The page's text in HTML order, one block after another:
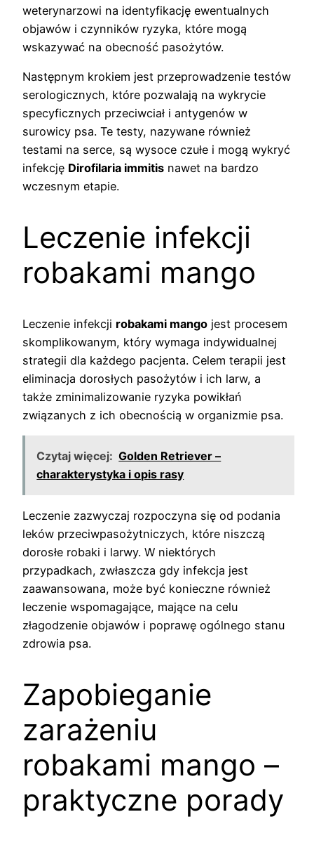
weterynarzowi na identyfikację ewentualnych
objawów i czynników ryzyka, które mogą
wskazywać na obecność pasożytów.
Następnym krokiem jest przeprowadzenie testów
serologicznych, które pozwalają na wykrycie
specyficznych przeciwciał i antygenów w
surowicy psa. Te testy, nazywane również
testami na serce, są wysoce czułe i mogą wykryć
infekcję Dirofilaria immitis nawet na bardzo
wczesnym etapie.
Leczenie infekcji
robakami mango
Leczenie infekcji robakami mango jest procesem
skomplikowanym, który wymaga indywidualnej
strategii dla każdego pacjenta. Celem terapii jest
eliminacja dorosłych pasożytów i ich larw, a
także zminimalizowanie ryzyka powikłań
związanych z ich obecnością w organizmie psa.
Czytaj więcej: Golden Retriever –
charakterystyka i opis rasy
Leczenie zazwyczaj rozpoczyna się od podania
leków przeciwpasożytniczych, które niszczą
dorosłe robaki i larwy. W niektórych
przypadkach, zwłaszcza gdy infekcja jest
zaawansowana, może być konieczne również
leczenie wspomagające, mające na celu
złagodzenie objawów i poprawę ogólnego stanu
zdrowia psa.
Zapobieganie
zarażeniu
robakami mango –
praktyczne porady